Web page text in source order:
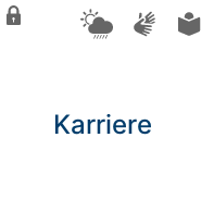
Karriere